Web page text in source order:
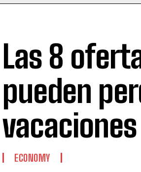
Las 8
pueden
vacaciones
ECONOMY